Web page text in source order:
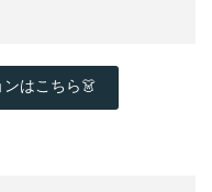
はこちら👗